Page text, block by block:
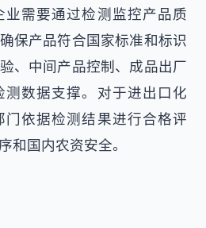
需要通过检测监控产品质
保产品符合国家标准和标识
、中间产品控制、成品出厂
数据支撑。对于进出口化
依据检测结果进行合格评
和国内农资安全。